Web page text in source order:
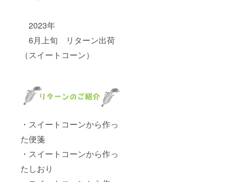
2023年
6月上旬 リターン出荷
（スイートコーン）
・スイートコーンから作っ
た便箋
・スイートコーンから作っ
たしおり